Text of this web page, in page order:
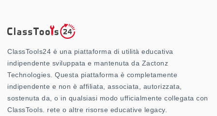
ClassTools24 è una piattaforma di utilità educativa
indipendente sviluppata e mantenuta da Zactonz
Technologies. Questa piattaforma è completamente
indipendente e non è affiliata, associata, autorizzata,
sostenuta da, o in qualsiasi modo ufficialmente collegata con
ClassTools. rete o altre risorse educative legacy.